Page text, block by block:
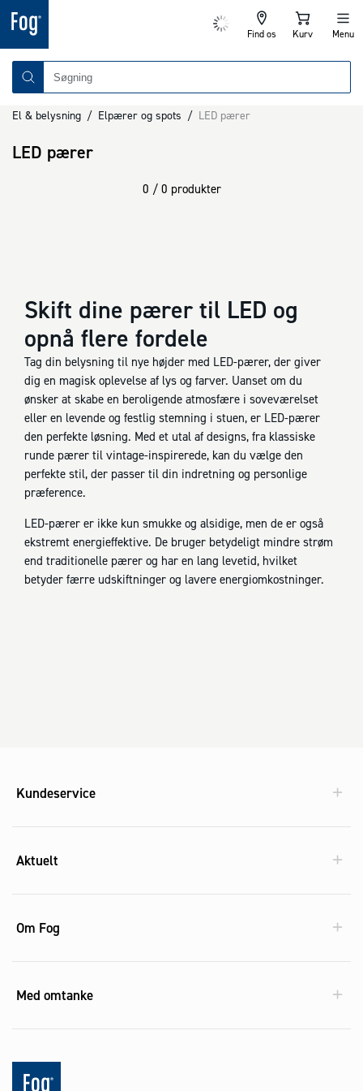
Find os Kurv Menu
El & belysning / Elpærer og spots / LED pærer
LED pærer
0 / 0 produkter
Skift dine pærer til LED og
opnå flere fordele
Tag din belysning til nye højder med LED-pærer, der giver
dig en magisk oplevelse af lys og farver. Uanset om du
ønsker at skabe en beroligende atmosfære i soveværelset
eller en levende og festlig stemning i stuen, er LED-pærer
den perfekte løsning. Med et utal af designs, fra klassiske
runde pærer til vintage-inspirerede, kan du vælge den
perfekte stil, der passer til din indretning og personlige
præference.
LED-pærer er ikke kun smukke og alsidige, men de er også
ekstremt energieffektive. De bruger betydeligt mindre strøm
end traditionelle pærer og har en lang levetid, hvilket
betyder færre udskiftninger og lavere energiomkostninger.
Kundeservice
Aktuelt
Om Fog
Med omtanke